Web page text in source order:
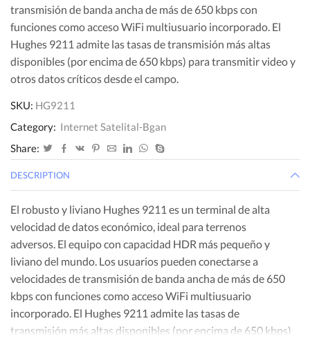
transmisión de banda ancha de más de 650 kbps con
funciones como acceso WiFi multiusuario incorporado. El
Hughes 9211 admite las tasas de transmisión más altas
disponibles (por encima de 650 kbps) para transmitir video y
otros datos críticos desde el campo.
SKU: HG9211
Category: Internet Satelital-Bgan
Share:
DESCRIPTION
El robusto y liviano Hughes 9211 es un terminal de alta
velocidad de datos económico, ideal para terrenos
adversos. El equipo con capacidad HDR más pequeño y
liviano del mundo. Los usuarios pueden conectarse a
velocidades de transmisión de banda ancha de más de 650
kbps con funciones como acceso WiFi multiusuario
incorporado. El Hughes 9211 admite las tasas de
transmisión más altas disponibles (por encima de 650 kbps)